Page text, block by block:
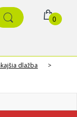
0
dlažba >